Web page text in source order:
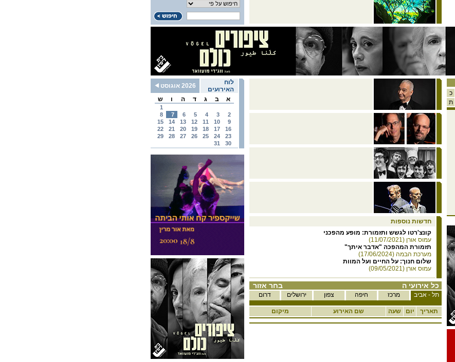
לוח
האירועים
2026 אוגוסט
א
ב ג ד ה ו ש
1
2
3
4
5
6
7
8
9
10
11
12
13
14
15
16
17
18
19
20
21
22
23
24
25
26
27
28
29
30
31
חדשות נוספות
קונצ'רטו לגשש ותזמורת: מופע מהפכני
עמוס אורן (11/07/2021)
תזמורת המהפכה "אדבר איתך"
מערכת הבמה (17/06/2024)
שלום חנוך: על החיים ועל המוות
עמוס אורן (09/05/2021)
בחר אזור כל אירועי ה
דרום ירושלים צפון חיפה מרכז תל - אביב
מיקום שם האירוע שעה יום תאריך
כ
ת